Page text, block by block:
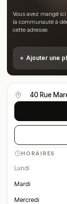
Vous avez mangé ici
la communauté à
cette adresse.
＋ Ajouter une
40 Rue
HORAIRES
Lundi
Mardi
Mercredi